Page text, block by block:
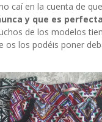
caí en la cuenta de que
y que es
de los modelos
os los podéis poner